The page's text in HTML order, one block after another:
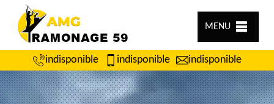
MENU
indisponible indisponible indisponible